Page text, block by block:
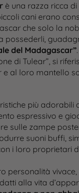
è una razza ricca di
cani erano
che solo la
possederli,
del Madagascar”
di Tulear”, si
e al loro mantello
più adorabili
espressivo e
sulle zampe
suoni buffi,
i loro proprietari
personalità vivace,
alla vita